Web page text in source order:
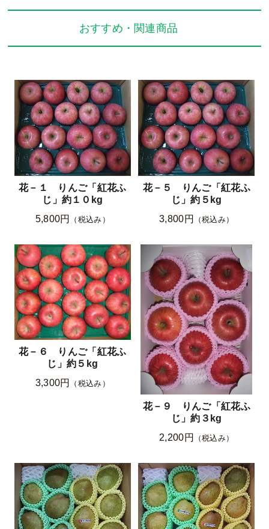
おすすめ・関連商品
花－１ りんご「紅花ふ
じ」約１０kg
5,800円
（税込み）
花－５ りんご「紅花ふ
じ」約５kg
3,800円
（税込み）
花－６ りんご「紅花ふ
じ」約５kg
3,300円
（税込み）
花－９ りんご「紅花ふ
じ」約３kg
2,200円
（税込み）